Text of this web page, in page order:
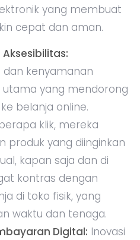
yang membuat
cepat dan aman.
dan kenyamanan
yang mendorong
belanja online.
klik, mereka
produk yang diinginkan
kapan saja dan di
kontras dengan
di toko fisik, yang
waktu dan tenaga.
Digital: Inovasi